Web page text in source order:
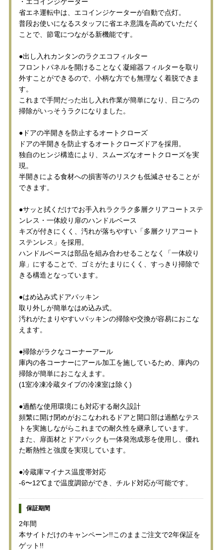
省エネ運転中は、エコインジケーターが自動で点灯。
普段お使いになるスタッフに省エネ意識を高めていただく
ことで、節電につながる新機能です。
●出し入れカンタンのラクエコフィルター
フロントパネルを開けることなく凝縮器フィルターを取り
外すことができるので、小柄な方でも無理なく着脱できま
す。
これまで手間だった出し入れ作業が簡単になり、日ごろの
掃除がいっそうラクになりました。
●ドアの半開きを防止するオートクローズ
ドアの半開きを防止するオートクローズドアを採用。
独自のヒンジ構造により、スムーズなオートクローズを実
現。
半開きによる食材への損害等のリスクも低減させることが
できます。
●サッと拭くだけでお手入れラクラク多層クリアコートステ
ンレス・一体絞り扉のハンドルベース
キズが付きにくく、汚れが落ちやすい「多層クリアコート
ステンレス」を採用。
ハンドルベースは部品を組み合わせることなく「一体絞り
扉」にすることで、ゴミがたまりにくく、すっきり掃除で
きる構造となっています。
●はめ込み式ドアパッキン
取り外しが簡単なはめ込み式。
汚れがたまりやすいパッキンの掃除や交換が容易におこな
えます。
●掃除がラクなコーナーアール
庫内の各コーナーにアール加工を施しているため、庫内の
掃除が簡単におこなえます。
(1室冷凍冷蔵タイプの冷凍室は除く)
●過酷な使用環境にも対応する耐久設計
頻繁に開け閉めがおこなわれるドアと開口部は過酷なテス
トを実施しながらこれまでの耐久性を継承しています。
また、扉面材とドアパックも一体発泡成形を使用し、優れ
た断熱性と強度を実現しています。
●冷蔵庫マイナス温度帯対応
-6〜12℃まで温度調節ができ、チルド対応が可能です。
保証期間
2年間
本サイトだけのキャンペーン!!このままご注文で2年保証を
ゲット!!